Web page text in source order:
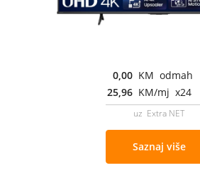
0,00 KM odmah
25,96 KM/mj x24
uz Extra NET
Saznaj više